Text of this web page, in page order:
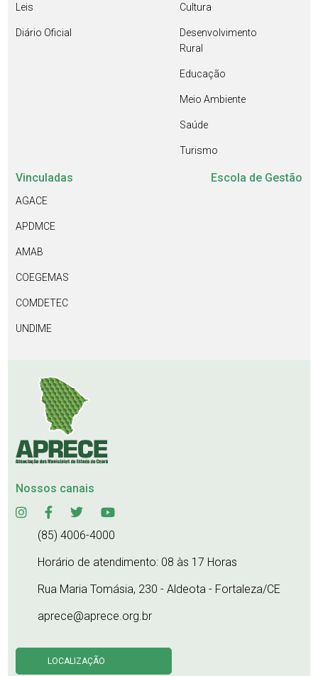
Leis
Diário Oficial
Cultura
Desenvolvimento
Rural
Educação
Meio Ambiente
Saúde
Turismo
Vinculadas
AGACE
APDMCE
AMAB
COEGEMAS
COMDETEC
UNDIME
Escola de Gestão
Nossos canais
(85) 4006-4000
Horário de atendimento: 08 às 17 Horas
Rua Maria Tomásia, 230 - Aldeota - Fortaleza/CE
aprece@aprece.org.br
LOCALIZAÇÃO